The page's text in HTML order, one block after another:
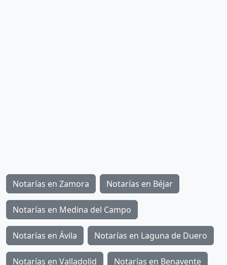
Notarías en Zamora Notarías en Béjar
Notarías en Medina del Campo
Notarías en Ávila Notarías en Laguna de Duero
Notarías en Valladolid Notarías en Benavente